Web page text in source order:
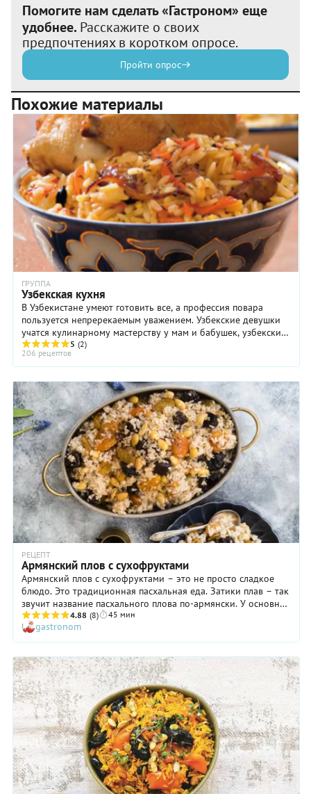
Помогите нам сделать «Гастроном» еще
удобнее. Расскажите о своих
предпочтениях в коротком опросе.
Пройти опрос
Похожие материалы
ГРУППА
Узбекская кухня
В Узбекистане умеют готовить все, а профессия повара
пользуется непререкаемым уважением. Узбекские девушки
учатся кулинарному мастерству у мам и бабушек, узбекские
юноши — у отцов и дедов, и эта ...
5 (2)
206 рецептов
РЕЦЕПТ
Армянский плов с сухофруктами
Армянский плов с сухофруктами – это не просто сладкое
блюдо. Это традиционная пасхальная еда. Затики плав – так
звучит название пасхального плова по-армянски. У основных
ингредиентов этого блюда свое символическое значение.
Белый рис – символ человечества, изюм – символ
уверовавших в Спасителя христиан. Остальные сухофрукты
могут быть любыми, а вот изюм непременно должен
присутствовать в рецепте, причем именно светлый. Чтобы
приготовить по-настоящему вкусный и праздничный
сладкий армянский плов, не жалейте хорошего сливочного и
топленого масла.
4.88 (8) 45 мин
gastronom